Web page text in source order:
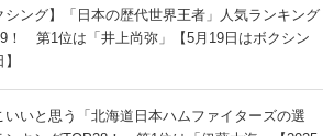
シング】「日本の歴代世界王者」人気ランキング
！ 第1位は「井上尚弥」【5月19日はボクシン
いいと思う「北海道日本ハムファイターズの選